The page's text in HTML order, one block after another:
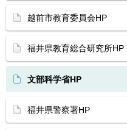
越前市教育委員会HP
福井県教育総合研究所HP
文部科学省HP
福井県警察署HP